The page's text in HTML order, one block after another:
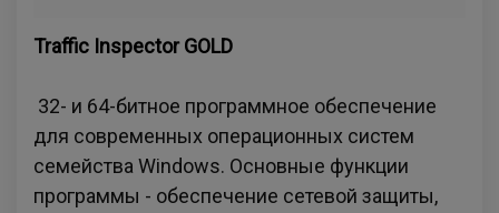
Traffic Inspector GOLD
32- и 64-битное программное обеспечение
для современных операционных систем
семейства Windows. Основные функции
программы - обеспечение сетевой защиты,